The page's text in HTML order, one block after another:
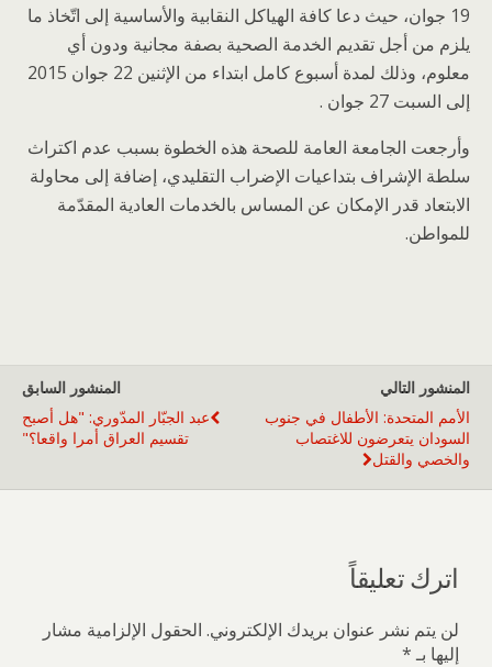
19 جوان، حيث دعا كافة الهياكل النقابية والأساسية إلى اتّخاذ ما
يلزم من أجل تقديم الخدمة الصحية بصفة مجانية ودون أي
معلوم، وذلك لمدة أسبوع كامل ابتداء من الإثنين 22 جوان 2015
إلى السبت 27 جوان .
وأرجعت الجامعة العامة للصحة هذه الخطوة بسبب عدم اكتراث
سلطة الإشراف بتداعيات الإضراب التقليدي، إضافة إلى محاولة
الابتعاد قدر الإمكان عن المساس بالخدمات العادية المقدّمة
للمواطن.
المنشور السابق
عبد الجبّار المدّوري: "هل أصبح
تقسيم العراق أمرا واقعا؟"
المنشور التالي
الأمم المتحدة: الأطفال في جنوب
السودان يتعرضون للاغتصاب
والخصي والقتل
اترك تعليقاً
لن يتم نشر عنوان بريدك الإلكتروني. الحقول الإلزامية مشار
إليها بـ*